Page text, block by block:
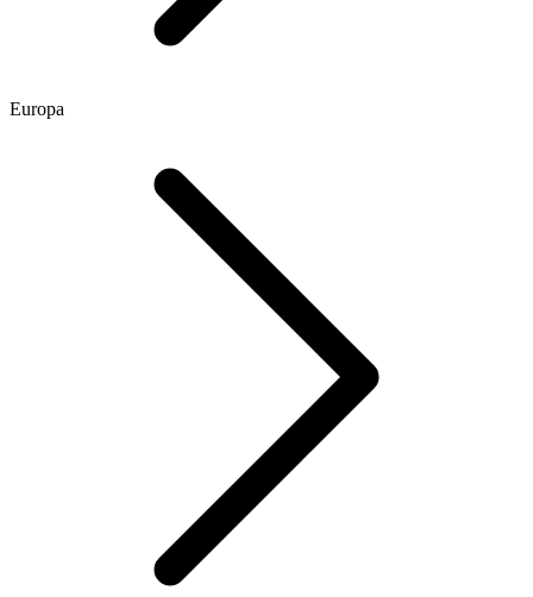
Europa